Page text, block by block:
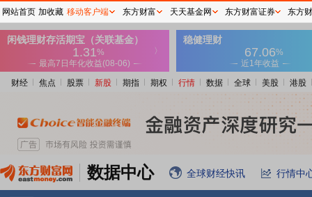
财经 焦点 股票 新股 期指 期权 行情 数据 全球 美股 港股
数据中心 全球财经快讯 行情中
网站首页 加收藏 移动客户端 东方财富 天天基金网 东方财富证券 东方